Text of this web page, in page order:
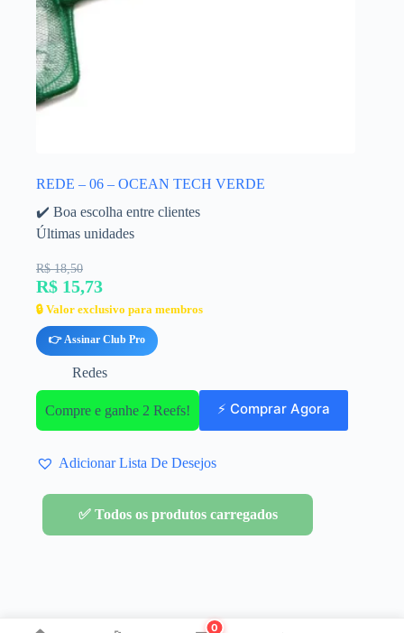
0
REDE – 06 – OCEAN TECH VERDE
✔️ Boa escolha entre clientes
Últimas unidades
R$ 18,50
R$ 15,73
🔒 Valor exclusivo para membros
👉 Assinar Club Pro
Redes
Compre e ganhe 2 Reefs! ⚡ Comprar Agora
Adicionar Lista De Desejos
✅ Todos os produtos carregados